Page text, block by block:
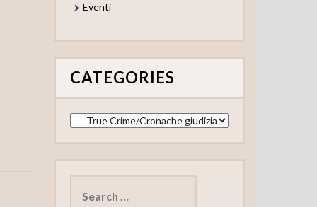
Eventi
CATEGORIES
Categories